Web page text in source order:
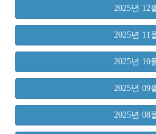
2025년 12
2025년 11
2025년 10
2025년 09
2025년 08